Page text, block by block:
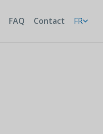
FAQ Contact FR